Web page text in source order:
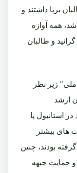
برپا داشتند و
همه آوازه
و طالبان
زیر نظر
ارشد
استانبول پا
های بیشتر
بودند، چنین
حمایت جبهه